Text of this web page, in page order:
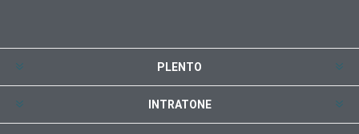
PLENTO
INTRATONE